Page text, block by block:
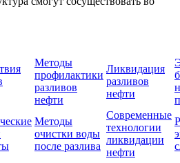
Методы
профилактики
разливов
нефти
Ликвидация
разливов
нефти
Методы
очистки воды
после разлива
Современные
технологии
ликвидации
нефти